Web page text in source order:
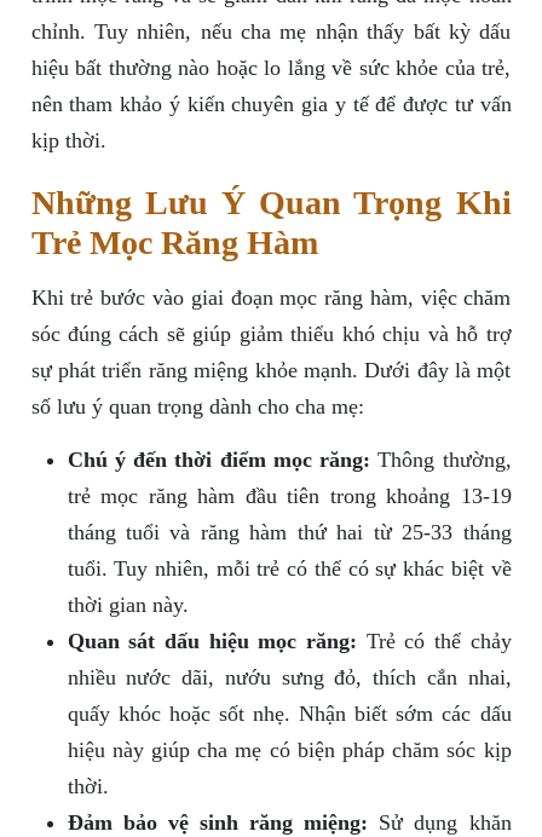
chỉnh. Tuy nhiên, nếu cha mẹ nhận thấy bất kỳ dấu
hiệu bất thường nào hoặc lo lắng về sức khỏe của trẻ,
nên tham khảo ý kiến chuyên gia y tế để được tư vấn
kịp thời.
Những Lưu Ý Quan Trọng Khi
Trẻ Mọc Răng Hàm
Khi trẻ bước vào giai đoạn mọc răng hàm, việc chăm
sóc đúng cách sẽ giúp giảm thiểu khó chịu và hỗ trợ
sự phát triển răng miệng khỏe mạnh. Dưới đây là một
số lưu ý quan trọng dành cho cha mẹ:
Chú ý đến thời điểm mọc răng: Thông thường,
trẻ mọc răng hàm đầu tiên trong khoảng 13-19
tháng tuổi và răng hàm thứ hai từ 25-33 tháng
tuổi. Tuy nhiên, mỗi trẻ có thể có sự khác biệt về
thời gian này.
Quan sát dấu hiệu mọc răng: Trẻ có thể chảy
nhiều nước dãi, nướu sưng đỏ, thích cắn nhai,
quấy khóc hoặc sốt nhẹ. Nhận biết sớm các dấu
hiệu này giúp cha mẹ có biện pháp chăm sóc kịp
thời.
Đảm bảo vệ sinh răng miệng: Sử dụng khăn